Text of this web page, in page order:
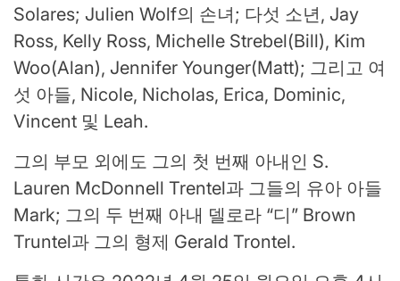
Solares; Julien Wolf의 손녀; 다섯 소년, Jay
Ross, Kelly Ross, Michelle Strebel(Bill), Kim
Woo(Alan), Jennifer Younger(Matt); 그리고 여
섯 아들, Nicole, Nicholas, Erica, Dominic,
Vincent 및 Leah.
그의 부모 외에도 그의 첫 번째 아내인 S.
Lauren McDonnell Trentel과 그들의 유아 아들
Mark; 그의 두 번째 아내 델로라 “디” Brown
Truntel과 그의 형제 Gerald Trontel.